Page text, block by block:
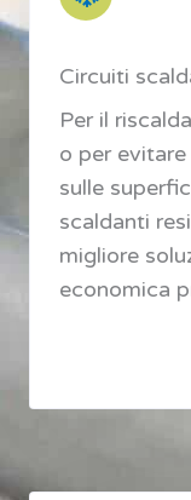
Circuiti
Per il
o per
sulle
scaldanti
migliore
economica